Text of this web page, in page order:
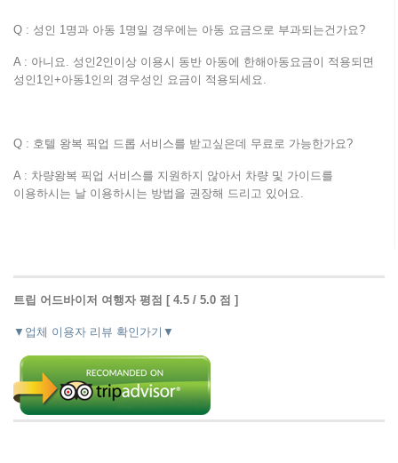
Q : 성인 1명과 아동 1명일 경우에는 아동 요금으로 부과되는건가요?
A : 아니요. 성인2인이상 이용시 동반 아동에 한해아동요금이 적용되면
성인1인+아동1인의 경우성인 요금이 적용되세요.
Q : 호텔 왕복 픽업 드롭 서비스를 받고싶은데 무료로 가능한가요?
A : 차량왕복 픽업 서비스를 지원하지 않아서 차량 및 가이드를
이용하시는 날 이용하시는 방법을 권장해 드리고 있어요.
트립 어드바이저 여행자 평점 [ 4.5 / 5.0 점 ]
▼업체 이용자 리뷰 확인가기▼